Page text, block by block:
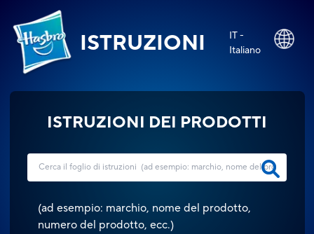
ISTRUZIONI
IT -
Italiano
ISTRUZIONI DEI PRODOTTI
(ad esempio: marchio, nome del prodotto,
numero del prodotto, ecc.)